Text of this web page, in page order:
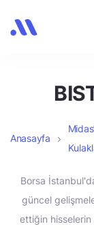
Anasayfa
Borsa
güncel
ettiğin hisselerin